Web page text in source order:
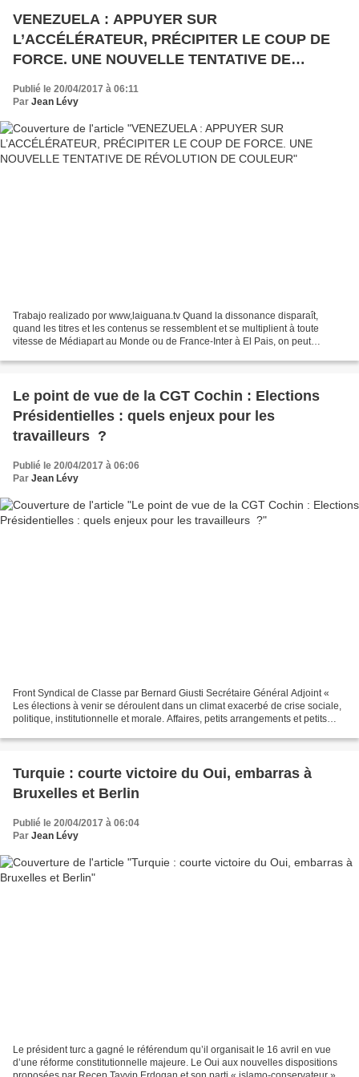
VENEZUELA : APPUYER SUR
L’ACCÉLÉRATEUR, PRÉCIPITER LE COUP DE
FORCE. UNE NOUVELLE TENTATIVE DE
Publié le 20/04/2017 à 06:11
Par Jean Lévy
Trabajo realizado por www,laiguana.tv Quand la dissonance disparaît,
quand les titres et les contenus se ressemblent et se multiplient à toute
vitesse de Médiapart au Monde ou de France-Inter à El Pais, on peut
Le point de vue de la CGT Cochin : Elections
Présidentielles : quels enjeux pour les
travailleurs ?
Publié le 20/04/2017 à 06:06
Par Jean Lévy
Front Syndical de Classe par Bernard Giusti Secrétaire Général Adjoint «
Les élections à venir se déroulent dans un climat exacerbé de crise sociale,
politique, institutionnelle et morale. Affaires, petits arrangements et petits
Turquie : courte victoire du Oui, embarras à
Bruxelles et Berlin
Publié le 20/04/2017 à 06:04
Par Jean Lévy
Le président turc a gagné le référendum qu’il organisait le 16 avril en vue
d’une réforme constitutionnelle majeure. Le Oui aux nouvelles dispositions